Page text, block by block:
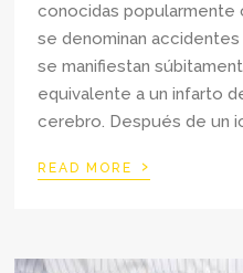
conocidas popularmente
se denominan
se manifiestan
equivalente a un infarto
cerebro. Después de un
READ MORE ›